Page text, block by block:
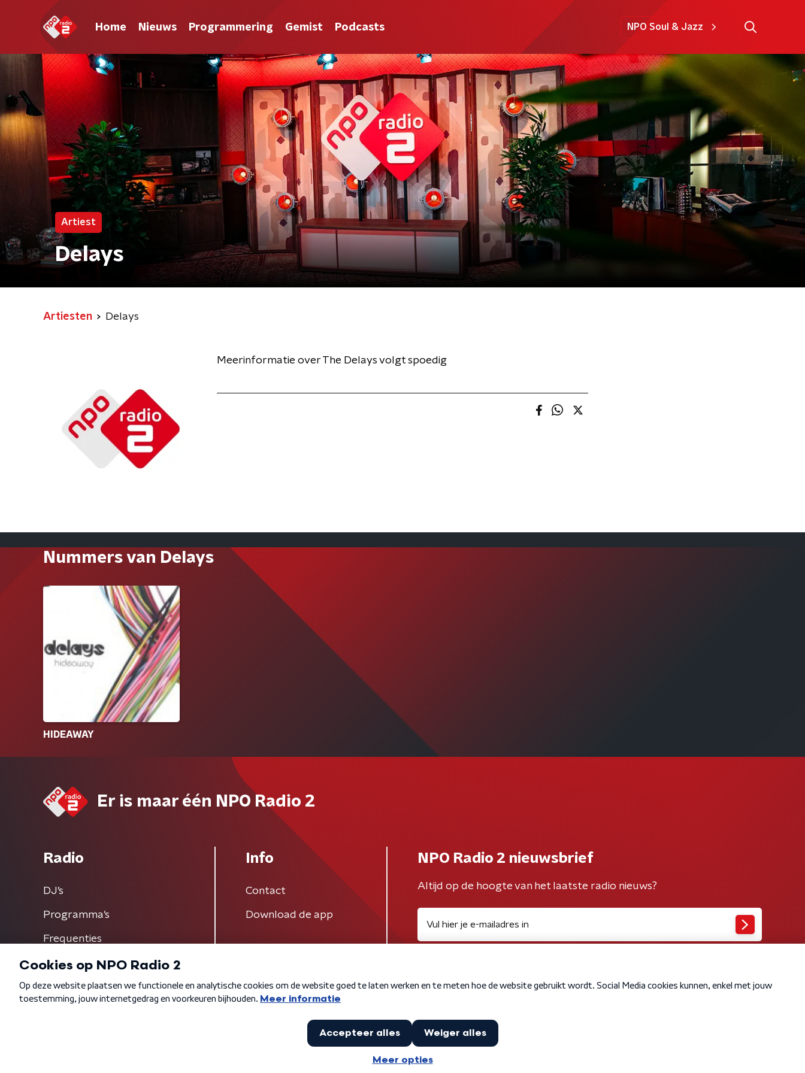
Home Nieuws Programmering Gemist Podcasts NPO Soul & Jazz
Artiest
Delays
Artiesten Delays
Meerinformatie over The Delays volgt spoedig
Nummers van Delays
HIDEAWAY
Er is maar één NPO Radio 2
Radio
DJ’s
Programma's
Frequenties
Info
Contact
Download de app
NPO Radio 2 nieuwsbrief
Altijd op de hoogte van het laatste radio nieuws?
Algemene voorwaarden Privacybeleid